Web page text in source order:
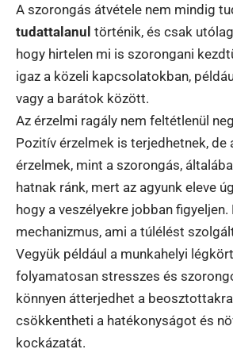
A szorongás átvétele nem mindig
tudattalanul történik, és csak
hogy hirtelen mi is szorongani
igaz a közeli kapcsolatokban,
vagy a barátok között.
Az érzelmi ragály nem feltétlenül
Pozitív érzelmek is terjedhetnek, de
érzelmek, mint a szorongás,
hatnak ránk, mert az agyunk eleve
hogy a veszélyekre jobban figyeljen.
mechanizmus, ami a túlélést
Vegyük például a munkahelyi
folyamatosan stresszes és
könnyen átterjedhet a
csökkentheti a hatékonyságot és
kockázatát.